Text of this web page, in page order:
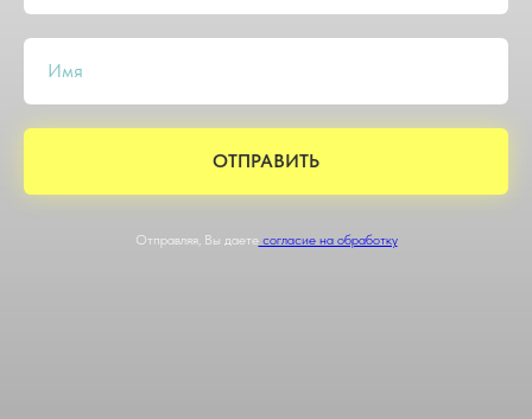
Имя
ОТПРАВИТЬ
Отправляя, Вы даетесогласие на обработку